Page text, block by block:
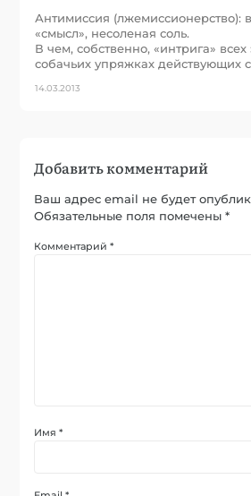
Антимиссия (лжемиссионерство):
«смысл», несоленая соль.
В чем, собственно, «интрига» всех
собачьих упряжках действующих
14.03.2013
Добавить комментарий
Ваш адрес email не будет
Обязательные поля помечены*
Комментарий*
Имя*